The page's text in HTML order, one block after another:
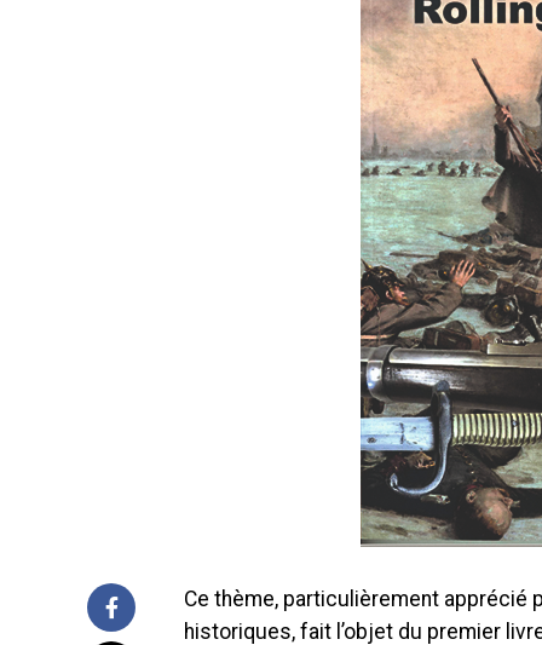
Ce thème, particulièrement apprécié
historiques, fait l’objet du premier